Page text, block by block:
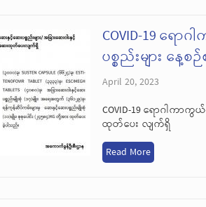
COVID-19 ရေ
ပစ္စည်းများ န
April 20, 2023
COVID-19 ရောဂါကာ
ထုတ်ပေး လျက်ရှိ
Read More